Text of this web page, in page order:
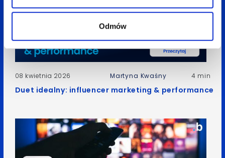
Odmów
08 kwietnia 2026 Martyna Kwaśny 4 min
Duet idealny: influencer marketing & performance